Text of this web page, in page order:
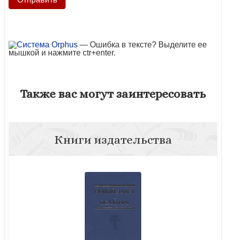
— Ошибка в тексте? Выделите ее
мышкой и нажмите ctr+enter.
Также вас могут заинтересовать
Книги издательства